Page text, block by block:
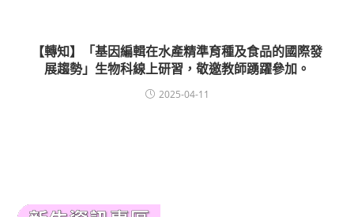
【轉知】「基因編輯在水產精準育種及食品的國際發
展趨勢」生物科線上研習，敬邀教師踴躍參加。
2025-04-11